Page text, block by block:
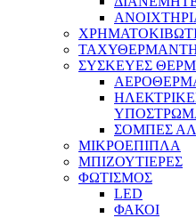
ΣΥΣΚΕΥΕΣ
ΣΟΜΠΕΣ
ΜΙΚΡΟΕΠΙΠΛΑ
ΜΠΙΖΟΥΤΙΕΡΕΣ
ΦΩΤΙΣΜΟΣ
LED
ΦΑΚΟΙ